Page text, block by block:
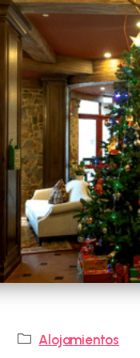
Categoría
Alojamientos